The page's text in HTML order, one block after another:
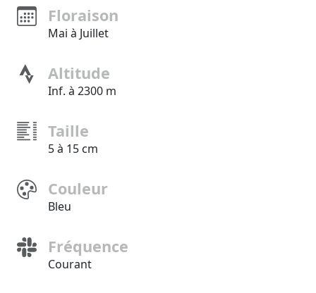
Floraison
Mai à Juillet
Altitude
Inf. à 2300 m
Taille
5 à 15 cm
Couleur
Bleu
Fréquence
Courant